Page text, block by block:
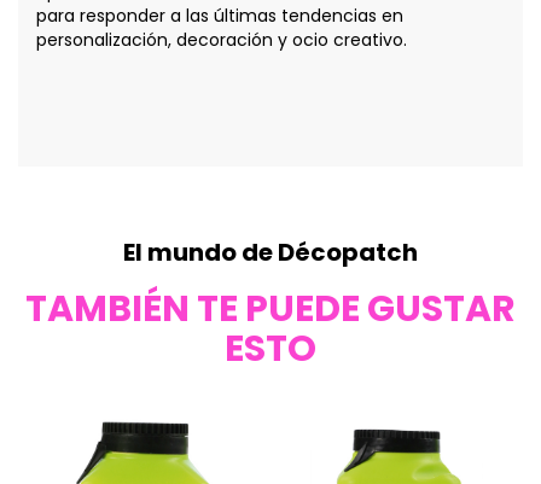
para responder a las últimas tendencias en
personalización, decoración y ocio creativo.
El mundo de Décopatch
TAMBIÉN TE PUEDE GUSTAR
ESTO